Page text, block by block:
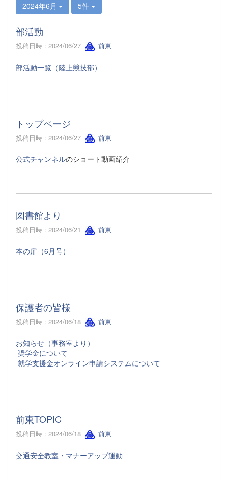
2024年6月 5件
部活動
投稿日時 : 2024/06/27 前東
部活動一覧（陸上競技部）
トップページ
投稿日時 : 2024/06/27 前東
公式チャンネルのショート動画紹介
図書館より
投稿日時 : 2024/06/21 前東
本の扉（6月号）
保護者の皆様
投稿日時 : 2024/06/18 前東
お知らせ（事務室より）
奨学金について
就学支援金オンライン申請システムについて
前東TOPIC
投稿日時 : 2024/06/18 前東
交通安全教室・マナーアップ運動